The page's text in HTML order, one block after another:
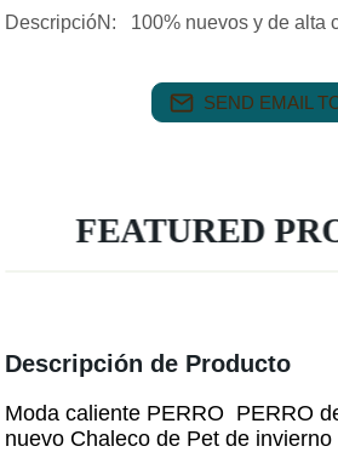
DescripcióN: 100% nuevos y de alta
SEND EMAIL
FEATURED
Descripción de Producto
Moda caliente PERRO PERRO
nuevo Chaleco de Pet de invierno